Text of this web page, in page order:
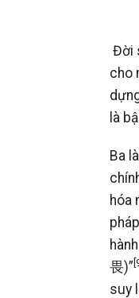
Đời
cho
là
Ba
hóa
畏)”
suy